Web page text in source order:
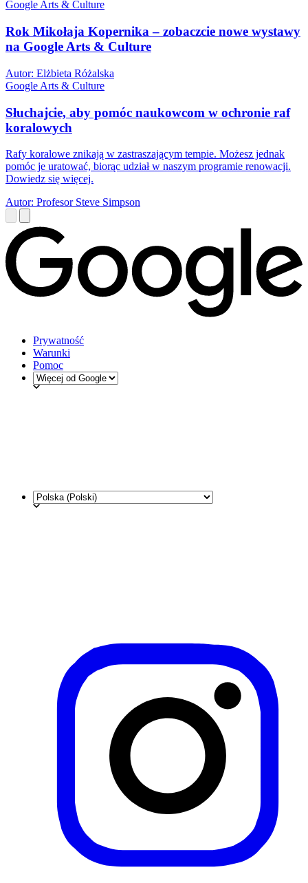
Google Arts & Culture
Rok Mikołaja Kopernika – zobaczcie nowe wystawy
na Google Arts & Culture
Autor: Elżbieta Różalska
Google Arts & Culture
Słuchajcie, aby pomóc naukowcom w ochronie raf
koralowych
Rafy koralowe znikają w zastraszającym tempie. Możesz jednak
pomóc je uratować, biorąc udział w naszym programie renowacji.
Dowiedz się więcej.
Autor: Profesor Steve Simpson
Prywatność
Warunki
Pomoc